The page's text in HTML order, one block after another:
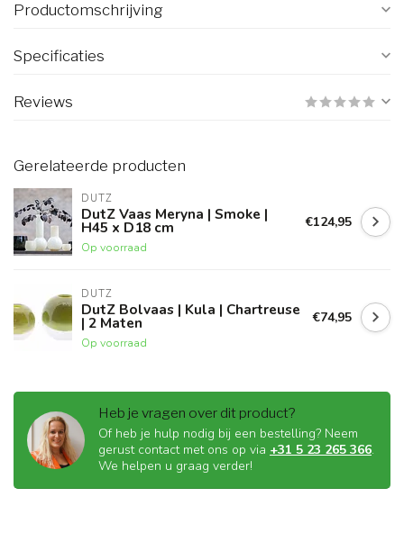
Productomschrijving
Specificaties
Reviews
Gerelateerde producten
DUTZ
DutZ Vaas Meryna | Smoke |
H45 x D18 cm
Op voorraad
€124,95
DUTZ
DutZ Bolvaas | Kula | Chartreuse
| 2 Maten
Op voorraad
€74,95
Heb je vragen over dit product?
Of heb je hulp nodig bij een bestelling? Neem
gerust contact met ons op via +31 5 23 265 366.
We helpen u graag verder!